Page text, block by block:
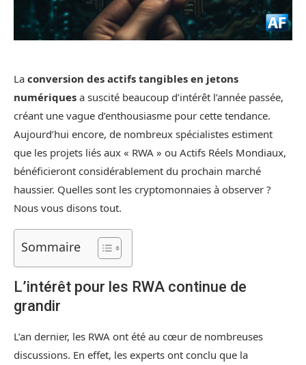
La conversion des actifs tangibles en jetons
numériques a suscité beaucoup d’intérêt l’année passée,
créant une vague d’enthousiasme pour cette tendance.
Aujourd’hui encore, de nombreux spécialistes estiment
que les projets liés aux « RWA » ou Actifs Réels Mondiaux,
bénéficieront considérablement du prochain marché
haussier. Quelles sont les cryptomonnaies à observer ?
Nous vous disons tout.
Sommaire
L’intérêt pour les RWA continue de
grandir
L’an dernier, les RWA ont été au cœur de nombreuses
discussions. En effet, les experts ont conclu que la